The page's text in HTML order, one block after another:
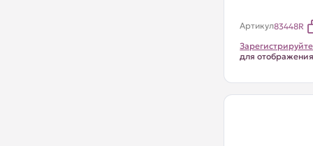
Артикул83448R
для